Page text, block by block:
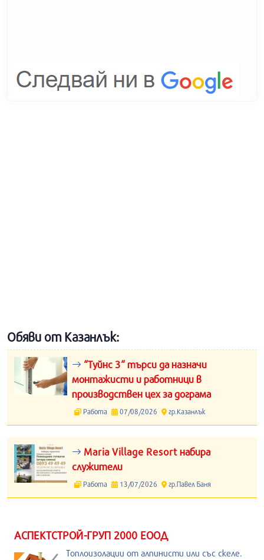
Обяви от Казанлък:
“Туйнс 3“ търси да назначи
монтажисти и работници в
производствен цех за дограма
Работа 07/08/2026 гр.Казанлък
Maria Village Resort набира
служители
Работа 13/07/2026 гр.Павел Баня
АСПЕКТСТРОЙ-ГРУП 2000 ЕООД
Топлоизолации от алпинисти или със скеле.